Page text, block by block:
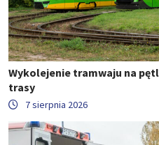
Wykolejenie tramwaju na
trasy
7 sierpnia 2026